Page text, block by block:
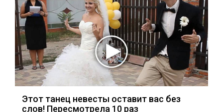
Этот танец невесты оставит вас без
слов! Пересмотрела 10 раз